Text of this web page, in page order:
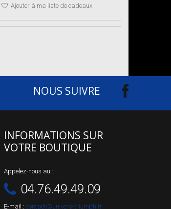
Ajouter à ma liste de cadeaux
NOUS SUIVRE
INFORMATIONS SUR
VOTRE BOUTIQUE
Appelez-nous au :
04.76.49.49.09
E-mail : contact@univers-triumph.fr